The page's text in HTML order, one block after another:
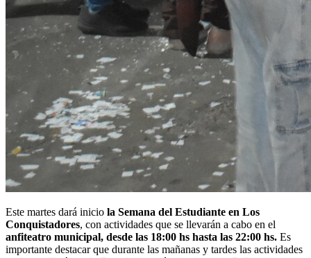
Este martes dará inicio la Semana del Estudiante en Los
Conquistadores, con actividades que se llevarán a cabo en el
anfiteatro municipal, desde las 18:00 hs hasta las 22:00 hs. Es
importante destacar que durante las mañanas y tardes las actividades